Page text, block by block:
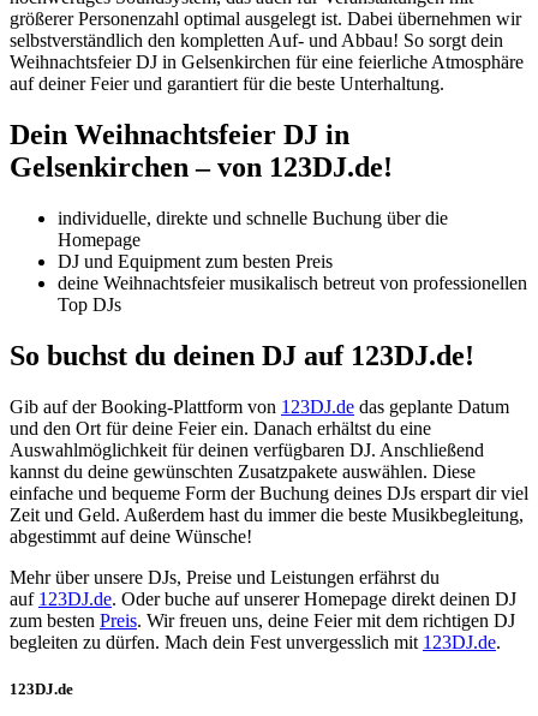
größerer Personenzahl optimal ausgelegt ist. Dabei übernehmen wir
selbstverständlich den kompletten Auf- und Abbau! So sorgt dein
Weihnachtsfeier DJ in Gelsenkirchen für eine feierliche Atmosphäre
auf deiner Feier und garantiert für die beste Unterhaltung.
Dein Weihnachtsfeier DJ in
Gelsenkirchen – von 123DJ.de!
individuelle, direkte und schnelle Buchung über die
Homepage
DJ und Equipment zum besten Preis
deine Weihnachtsfeier musikalisch betreut von professionellen
Top DJs
So buchst du deinen DJ auf 123DJ.de!
Gib auf der Booking-Plattform von 123DJ.de das geplante Datum
und den Ort für deine Feier ein. Danach erhältst du eine
Auswahlmöglichkeit für deinen verfügbaren DJ. Anschließend
kannst du deine gewünschten Zusatzpakete auswählen. Diese
einfache und bequeme Form der Buchung deines DJs erspart dir viel
Zeit und Geld. Außerdem hast du immer die beste Musikbegleitung,
abgestimmt auf deine Wünsche!
Mehr über unsere DJs, Preise und Leistungen erfährst du
auf 123DJ.de. Oder buche auf unserer Homepage direkt deinen DJ
zum besten Preis. Wir freuen uns, deine Feier mit dem richtigen DJ
begleiten zu dürfen. Mach dein Fest unvergesslich mit 123DJ.de.
123DJ.de